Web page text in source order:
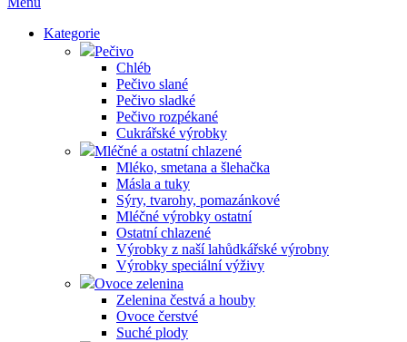
Kategorie
Pečivo
Chléb
Pečivo slané
Pečivo sladké
Pečivo rozpékané
Cukrářské výrobky
Mléčné a ostatní chlazené
Mléko, smetana a šlehačka
Másla a tuky
Sýry, tvarohy, pomazánkové
Mléčné výrobky ostatní
Ostatní chlazené
Výrobky z naší lahůdkářské výrobny
Výrobky speciální výživy
Ovoce zelenina
Zelenina čestvá a houby
Ovoce čerstvé
Suché plody